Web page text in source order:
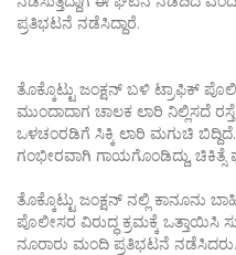
ಪ್ರತಿಭಟನೆ ನಡೆಸಿದ್ದಾರೆ.
ತೊಕ್ಕೊಟ್ಟು ಜಂಕ್ಷನ್ ಬಳಿ ಟ್ರಾಫಿಕ್
ಮುಂದಾದಾಗ ಚಾಲಕ ಲಾರಿ ನಿಲ್ಲಿಸದೆ
ಒಳಚಂರಡಿಗೆ ಸಿಕ್ಕಿ ಲಾರಿ ಮಗುಚಿ
ಗಂಭೀರವಾಗಿ ಗಾಯಗೊಂಡಿದ್ದು, ಚಿಕಿತ್ಸೆ
ತೊಕ್ಕೊಟ್ಟು ಜಂಕ್ಷನ್ ನಲ್ಲಿ ಕಾನೂನು
ಪೊಲೀಸರ ವಿರುದ್ಧ ಕ್ರಮಕ್ಕೆ ಒತ್ತಾಯಿಸಿ
ನೂರಾರು ಮಂದಿ ಪ್ರತಿಭಟನೆ ನಡೆಸಿದರು.